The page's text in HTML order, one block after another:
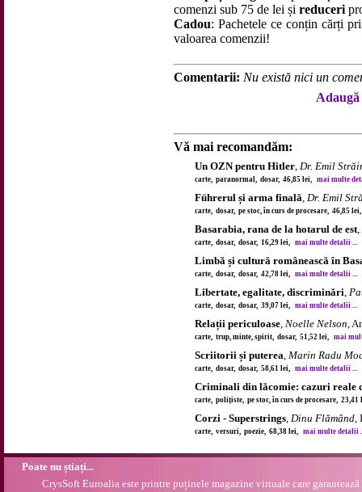
comenzi sub 75 de lei și reduceri
Cadou: Pachetele ce conțin cărți
valoarea comenzii!
Comentarii: Nu există nici un
Vă mai recomandăm:
Un OZN pentru Hitler, Dr. Emil
carte, paranormal, dosar, 46,85 lei, mai multe
Führerul și arma finală, Dr. Emil
carte, dosar, pe stoc, în curs de procesare, 46,85
Basarabia, rana de la hotarul de est,
carte, dosar, dosar, 16,29 lei, mai multe detalii ...
Limbă și cultură românească în
carte, dosar, dosar, 42,78 lei, mai multe detalii ...
Libertate, egalitate, discriminări,
carte, dosar, dosar, 39,07 lei, mai multe detalii ...
Relații periculoase, Noelle Nelson,
carte, trup, minte, spirit, dosar, 51,52 lei, mai
Scriitorii și puterea, Marin Radu
carte, dosar, dosar, 58,61 lei, mai multe detalii ...
Criminali din lăcomie: cazuri reale
carte, polițiste, pe stoc, în curs de procesare,
Corzi - Superstrings, Dinu Flămând,
carte, versuri, poezie, 68,38 lei, mai multe detalii
Poate nu știați...
CrysSoft Euroalia este printre puținele magazine virtuale care